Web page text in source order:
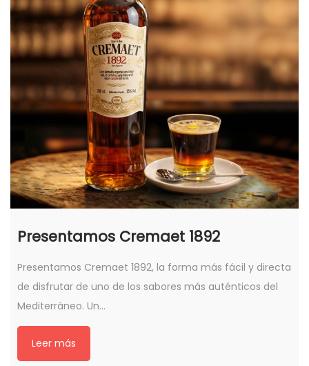
Presentamos Cremaet 1892
Presentamos Cremaet 1892, la forma más fácil y directa
de disfrutar de uno de los sabores más auténticos del
Mediterráneo. Un…
Leer más